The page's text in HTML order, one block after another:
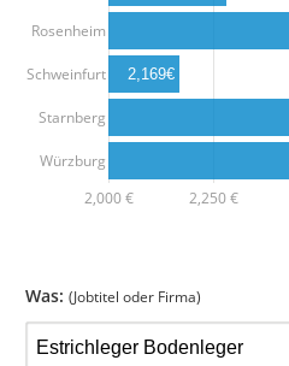
2,000 € 2,250 €
Rosenheim
Schweinfurt
Starnberg
Würzburg
2,169€
Was: (Jobtitel oder Firma)